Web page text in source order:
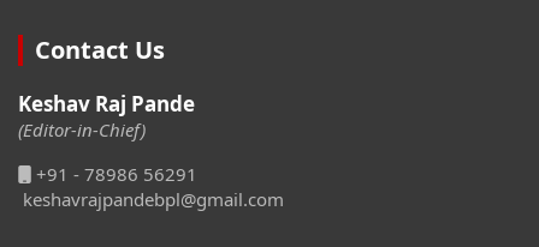
Contact Us
Keshav Raj Pande
(Editor-in-Chief)
+91 - 78986 56291
keshavrajpandebpl@gmail.com